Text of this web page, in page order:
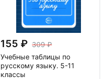
155
309
Учебные таблицы по
русскому языку. 5-11
классы